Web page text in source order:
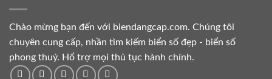
Chào mừng bạn đến với biendangcap.com. Chúng tôi
chuyên cung cấp, nhần tìm kiếm biển số đẹp - biển số
phong thuỷ. Hổ trợ mọi thủ tục hành chính.